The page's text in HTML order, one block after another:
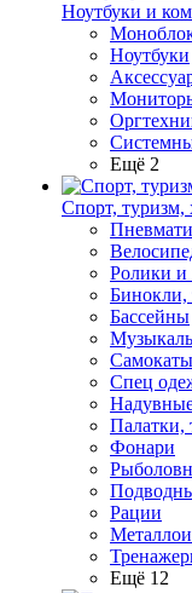
Ноутбуки и
Ноутбуки
Ещё 2
Спорт, туризм,
Ролики и
Бинокли,
Бассейны
Спец
Палатки,
Фонари
Рации
Ещё 12